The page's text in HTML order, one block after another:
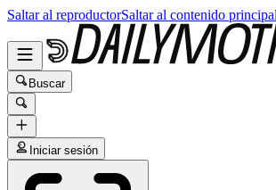
Saltar al reproductorSaltar al contenido principal
Buscar
Iniciar sesión